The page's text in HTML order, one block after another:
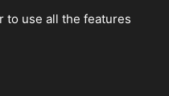
to use all the features